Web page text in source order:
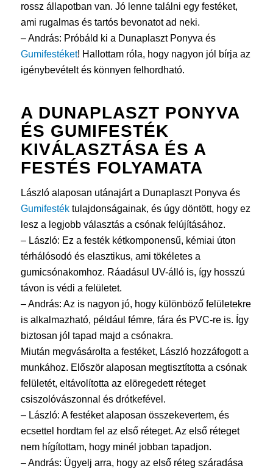
rossz állapotban van. Jó lenne találni egy festéket,
ami rugalmas és tartós bevonatot ad neki.
– András: Próbáld ki a Dunaplaszt Ponyva és
Gumifestéket! Hallottam róla, hogy nagyon jól bírja az
igénybevételt és könnyen felhordható.
A DUNAPLASZT PONYVA
ÉS GUMIFESTÉK
KIVÁLASZTÁSA ÉS A
FESTÉS FOLYAMATA
László alaposan utánajárt a Dunaplaszt Ponyva és
Gumifestéktulajdonságainak, és úgy döntött, hogy ez
lesz a legjobb választás a csónak felújításához.
– László: Ez a festék kétkomponensű, kémiai úton
térhálósodó és elasztikus, ami tökéletes a
gumicsónakomhoz. Ráadásul UV-álló is, így hosszú
távon is védi a felületet.
– András: Az is nagyon jó, hogy különböző felületekre
is alkalmazható, például fémre, fára és PVC-re is. Így
biztosan jól tapad majd a csónakra.
Miután megvásárolta a festéket, László hozzáfogott a
munkához. Először alaposan megtisztította a csónak
felületét, eltávolította az elöregedett réteget
csiszolóvászonnal és drótkefével.
– László: A festéket alaposan összekevertem, és
ecsettel hordtam fel az első réteget. Az első réteget
nem hígítottam, hogy minél jobban tapadjon.
– András: Ügyelj arra, hogy az első réteg száradása